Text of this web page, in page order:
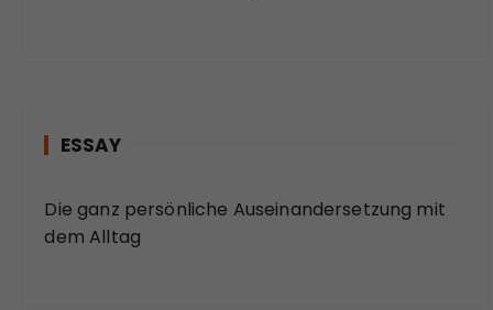
ESSAY
Die ganz persönliche Auseinandersetzung mit
dem Alltag